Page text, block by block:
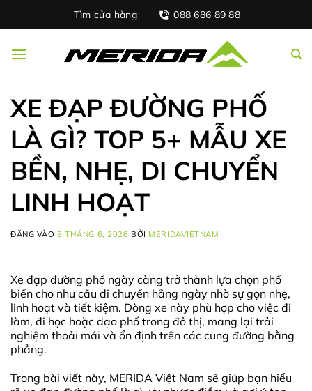
dung
Tìm cửa hàng 088 686 89 88
XE ĐẠP ĐƯỜNG PHỐ
LÀ GÌ? TOP 5+ MẪU XE
BỀN, NHẸ, DI CHUYỂN
LINH HOẠT
ĐĂNG VÀO8 THÁNG 6, 2026 BỞI MERIDAVIETNAM
Xe đạp đường phố ngày càng trở thành lựa chọn phổ
biến cho nhu cầu di chuyển hằng ngày nhờ sự gọn nhẹ,
linh hoạt và tiết kiệm. Dòng xe này phù hợp cho việc đi
làm, đi học hoặc dạo phố trong đô thị, mang lại trải
nghiệm thoải mái và ổn định trên các cung đường bằng
phẳng.
Trong bài viết này, MERIDA Việt Nam sẽ giúp bạn hiểu